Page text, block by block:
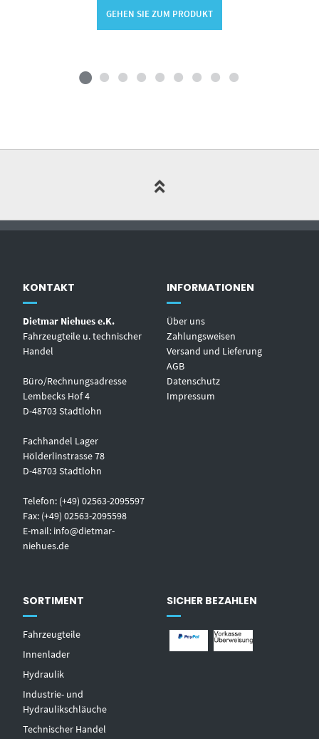
GEHEN SIE ZUM PRODUKT
KONTAKT
Dietmar Niehues e.K.
Fahrzeugteile u. technischer
Handel
Büro/Rechnungsadresse
Lembecks Hof 4
D-48703 Stadtlohn
Fachhandel Lager
Hölderlinstrasse 78
D-48703 Stadtlohn
Telefon: (+49) 02563-2095597
Fax: (+49) 02563-2095598
E-mail: info@dietmar-
niehues.de
INFORMATIONEN
Über uns
Zahlungsweisen
Versand und Lieferung
AGB
Datenschutz
Impressum
SORTIMENT
Fahrzeugteile
Innenlader
Hydraulik
Industrie- und
Hydraulikschläuche
Technischer Handel
SICHER BEZAHLEN